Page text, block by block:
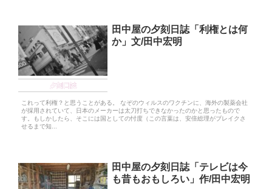
夕刻日誌
田中屋の夕刻日誌「利権とは何
か」文/田中宏明
これって利権？と思うことがある。 なぞのウィルスのワクチンに、海外の製薬会社
が採用されていて、日本のメーカーは太刀打ちできなかったのかと思ったもので
す。もしかしたら、そこには国としての忖度（この言葉は、安倍総理がブレイクさ
せるまで知...
田中屋の夕刻日誌「テレビは今
も昔もおもしろい」作/田中宏明